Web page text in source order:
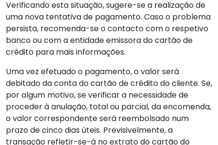
Verificando esta situação, sugere-se a realização de
uma nova tentativa de pagamento. Caso o problema
persista, recomenda-se o contacto com o respetivo
banco ou com a entidade emissora do cartão de
crédito para mais informações.
Uma vez efetuado o pagamento, o valor será
debitado da conta do cartão de crédito do cliente. Se,
por algum motivo, se verificar a necessidade de
proceder à anulação, total ou parcial, da encomenda,
o valor correspondente será reembolsado num
prazo de cinco dias úteis. Previsivelmente, a
transação refletir-se-á no extrato do cartão do